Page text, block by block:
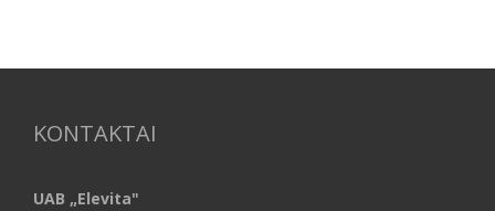
KONTAKTAI
UAB „Elevita"